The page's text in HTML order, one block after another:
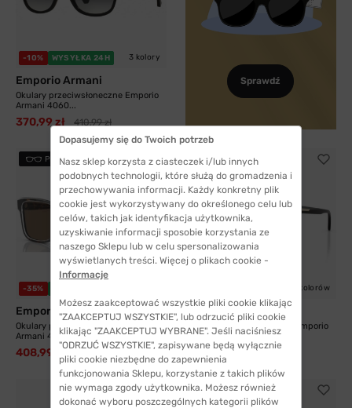
-10% WYSYŁKA 24H 3 kolory
Emporio Armani
Okulary przeciwsłoneczne Emporio
Armani 4060...
370,99 zł 410,99 zł
Sprawdź
PRZYMIERZ
-35%
Emporio Armani
Okulary przeciwsłoneczne Emporio
Armani 4208...
408,99 zł 633,00 zł
6 kolorów
Emporio Armani
Okulary przeciwsłoneczne Emporio
Armani...
465,99 zł 1061,99 zł
Dopasujemy się do Twoich potrzeb
Nasz sklep korzysta z ciasteczek i/lub innych
podobnych technologii, które służą do gromadzenia i
przechowywania informacji. Każdy konkretny plik
cookie jest wykorzystywany do określonego celu lub
celów, takich jak identyfikacja użytkownika,
uzyskiwanie informacji sposobie korzystania ze
naszego Sklepu lub w celu spersonalizowania
wyświetlanych treści. Więcej o plikach cookie -
Informacje
Możesz zaakceptować wszystkie pliki cookie klikając
"ZAAKCEPTUJ WSZYSTKIE", lub odrzucić pliki cookie
klikając "ZAAKCEPTUJ WYBRANE". Jeśli naciśniesz
"ODRZUĆ WSZYSTKIE", zapisywane będą wyłącznie
pliki cookie niezbędne do zapewnienia
funkcjonowania Sklepu, korzystanie z takich plików
nie wymaga zgody użytkownika. Możesz również
dokonać wyboru poszczególnych kategorii plików